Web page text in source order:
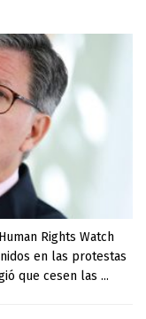
Rights Watch
en las protestas
que cesen las ...